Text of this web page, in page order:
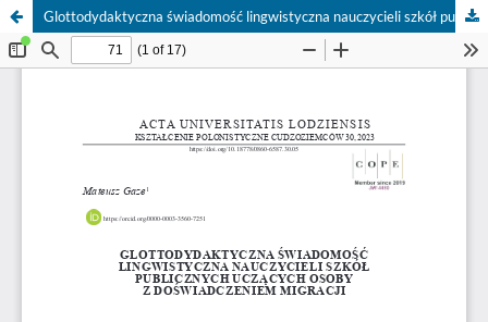
Glottodydaktyczna świadomość lingwistyczna nauczycieli szkół publicznych uczących osoby z doświadczeniem migracji